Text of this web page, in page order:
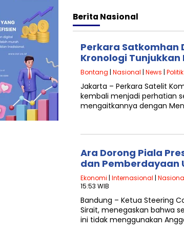
Berita Nasional
Perkara Satkomhan
Kronologi Tunjukkan
Bontang | Nasional | News | Politik
Jakarta – Perkara Satelit
kembali menjadi perhatian
mengaitkannya dengan
Ara Dorong Piala
dan Pemberdayaan
Ekonomi | Internasional |
15:53 WIB
Bandung – Ketua Steering
Sirait, menegaskan bahwa
ini tidak menggunakan